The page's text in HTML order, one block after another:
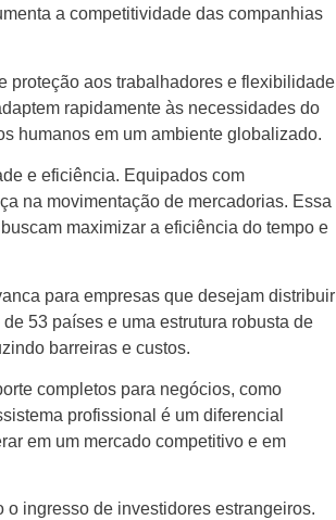
a competitividade das companhias
proteção aos trabalhadores e flexibilidade
rapidamente às necessidades do
humanos em um ambiente globalizado.
e eficiência. Equipados com
na movimentação de mercadorias. Essa
maximizar a eficiência do tempo e
para empresas que desejam distribuir
53 países e uma estrutura robusta de
barreiras e custos.
completos para negócios, como
profissional é um diferencial
em um mercado competitivo e em
ingresso de investidores estrangeiros.